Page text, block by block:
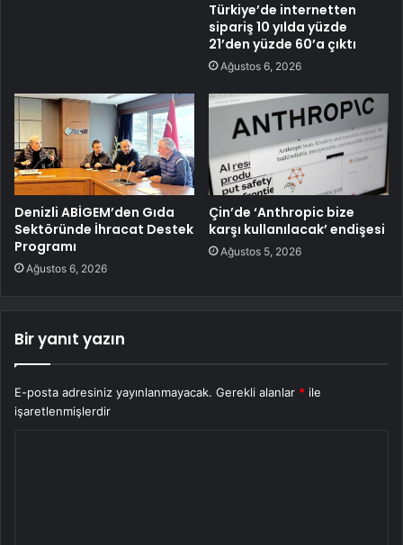
Türkiye’de internetten
sipariş 10 yılda yüzde
21’den yüzde 60’a çıktı
Ağustos 6, 2026
Denizli ABİGEM’den Gıda
Sektöründe İhracat Destek
Programı
Ağustos 6, 2026
Çin’de ‘Anthropic bize
karşı kullanılacak’ endişesi
Ağustos 5, 2026
Bir yanıt yazın
E-posta adresiniz yayınlanmayacak. Gerekli alanlar * ile
işaretlenmişlerdir